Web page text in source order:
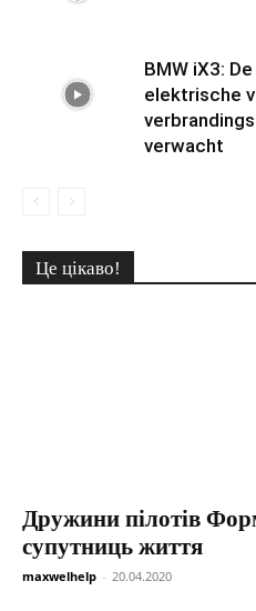
BMW iX3:
elektrische
verwacht
Це цікаво!
Дружини пілотів
супутниць життя
maxwelhelp - 20.04.2020